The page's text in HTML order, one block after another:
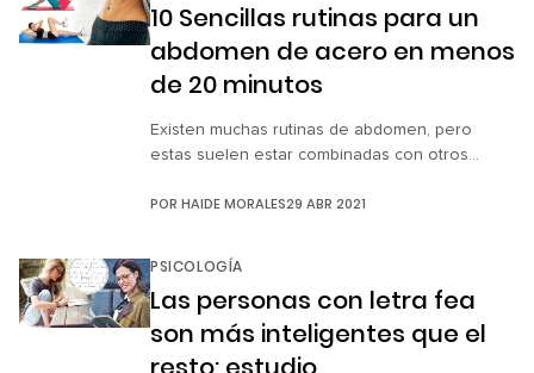
10 Sencillas rutinas para un
abdomen de acero en menos
de 20 minutos
Existen muchas rutinas de abdomen, pero
estas suelen estar combinadas con otros
para realizarlas. Así que nos dimos a la tarea
económicas en YouTube que pueden ayudarte
Man sin fracasar […]
POR HAIDE MORALES29 ABR 2021
PSICOLOGÍA
Las personas con letra fea
son más inteligentes que el